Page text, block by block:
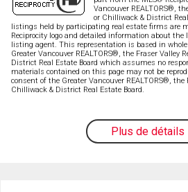
Vancouver REALTORS®,
or Chilliwack & District
listings held by participating real estate firms are
Reciprocity logo and detailed information about
listing agent. This representation is based in
Greater Vancouver REALTORS®, the Fraser Valley
District Real Estate Board which assumes no
materials contained on this page may not be
consent of the Greater Vancouver REALTORS®, the
Chilliwack & District Real Estate Board.
Plus de détails